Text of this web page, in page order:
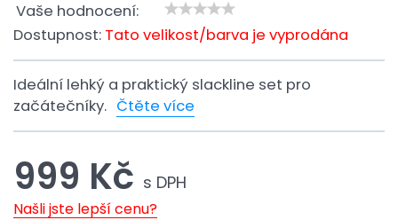
Vaše hodnocení:
Dostupnost: Tato velikost/barva je vyprodána
Ideální lehký a praktický slackline set pro
začátečníky. Čtěte více
999 Kč s DPH
Našli jste lepší cenu?